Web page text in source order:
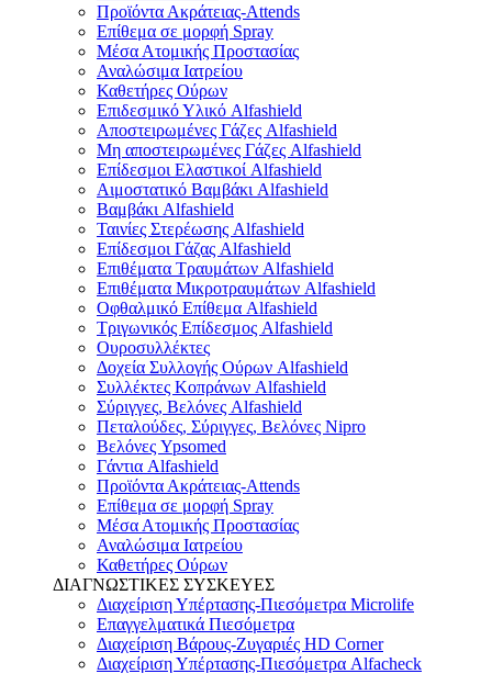
Προϊόντα Ακράτειας-Attends
Επίθεμα σε μορφή Spray
Μέσα Ατομικής Προστασίας
Αναλώσιμα Ιατρείου
Καθετήρες Ούρων
Επιδεσμικό Υλικό Alfashield
Αποστειρωμένες Γάζες Alfashield
Μη αποστειρωμένες Γάζες Alfashield
Επίδεσμοι Ελαστικοί Alfashield
Αιμοστατικό Βαμβάκι Alfashield
Βαμβάκι Alfashield
Ταινίες Στερέωσης Alfashield
Επίδεσμοι Γάζας Alfashield
Επιθέματα Τραυμάτων Alfashield
Επιθέματα Μικροτραυμάτων Alfashield
Οφθαλμικό Eπίθεμα Alfashield
Τριγωνικός Επίδεσμος Alfashield
Ουροσυλλέκτες
Δοχεία Συλλογής Ούρων Alfashield
Συλλέκτες Κοπράνων Alfashield
Σύριγγες, Βελόνες Alfashield
Πεταλούδες, Σύριγγες, Βελόνες Nipro
Βελόνες Ypsomed
Γάντια Alfashield
Προϊόντα Ακράτειας-Attends
Επίθεμα σε μορφή Spray
Μέσα Ατομικής Προστασίας
Αναλώσιμα Ιατρείου
Καθετήρες Ούρων
ΔΙΑΓΝΩΣΤΙΚΕΣ ΣΥΣΚΕΥΕΣ
Διαχείριση Υπέρτασης-Πιεσόμετρα Microlife
Επαγγελματικά Πιεσόμετρα
Διαχείριση Βάρους-Ζυγαριές HD Corner
Διαχείριση Υπέρτασης-Πιεσόμετρα Alfacheck